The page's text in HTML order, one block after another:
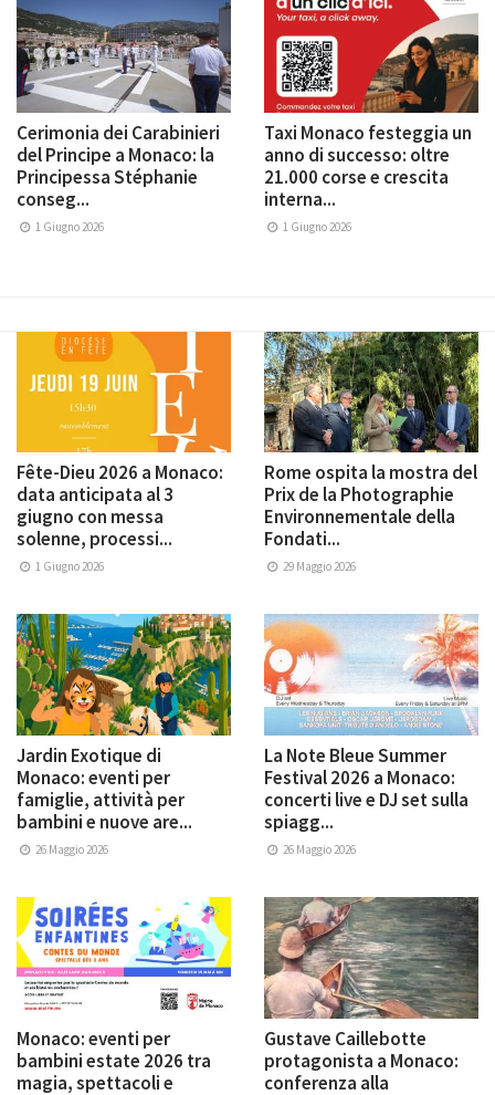
Cerimonia dei Carabinieri
del Principe a Monaco: la
Principessa Stéphanie
conseg...
1 Giugno 2026
Taxi Monaco festeggia un
anno di successo: oltre
21.000 corse e crescita
interna...
1 Giugno 2026
Fête-Dieu 2026 a Monaco:
data anticipata al 3
giugno con messa
solenne, processi...
1 Giugno 2026
Rome ospita la mostra del
Prix de la Photographie
Environnementale della
Fondati...
29 Maggio 2026
Jardin Exotique di
Monaco: eventi per
famiglie, attività per
bambini e nuove are...
26 Maggio 2026
La Note Bleue Summer
Festival 2026 a Monaco:
concerti live e DJ set sulla
spiagg...
26 Maggio 2026
Monaco: eventi per
bambini estate 2026 tra
magia, spettacoli e
Gustave Caillebotte
protagonista a Monaco:
conferenza alla